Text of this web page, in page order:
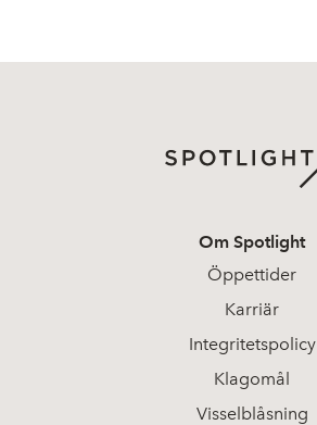
Om Spotlight
Öppettider
Karriär
Integritetspolicy
Klagomål
Visselblåsning